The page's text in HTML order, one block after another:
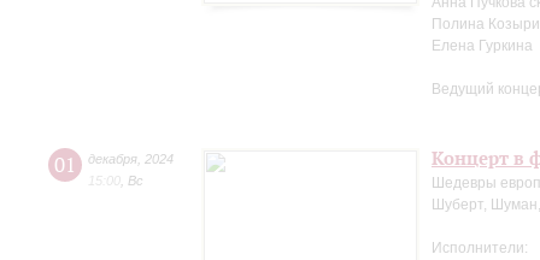
Полина
Елена Гуркина
Ведущий
01 декабря 2024
15:00 Вс
Концерт в
Шедевры
Шуберт,
Исполнители: